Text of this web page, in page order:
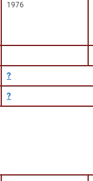
1976
?
?